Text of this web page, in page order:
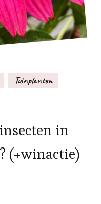
Tuinplanten
in
(+winactie)